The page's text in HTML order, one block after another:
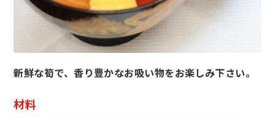
新鮮な筍で、香り豊かなお吸い物をお楽しみ下さい。
材料